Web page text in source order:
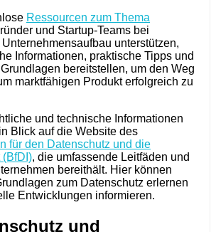
Ressourcen zum Thema
und Startup-Teams bei
unterstützen,
Informationen, praktische Tipps und
bereitstellen, um den Weg
marktfähigen Produkt erfolgreich zu
und technische Informationen
Blick auf die Website des
für den Datenschutz und die
(BfDI), die umfassende Leitfäden und
bereithält. Hier können
zum Datenschutz erlernen
Entwicklungen informieren.
und